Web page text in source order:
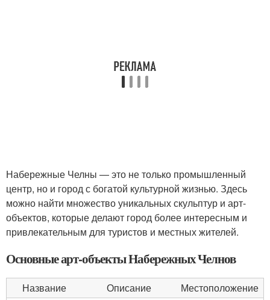
Набережные Челны — это не только промышленный
центр, но и город с богатой культурной жизнью. Здесь
можно найти множество уникальных скульптур и арт-
объектов, которые делают город более интересным и
привлекательным для туристов и местных жителей.
Основные арт-объекты Набережных Челнов
Название Описание
Местоположение